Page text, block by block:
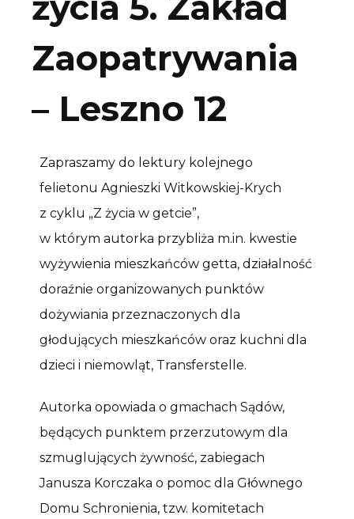
Zaopatrywania
– Leszno 12
Zapraszamy do lektury kolejnego
felietonu Agnieszki Witkowskiej-Krych
z cyklu „Z życia w getcie”,
w którym autorka przybliża m.in. kwestie
wyżywienia mieszkańców getta, działalność
doraźnie organizowanych punktów
dożywiania przeznaczonych dla
głodujących mieszkańców oraz kuchni dla
dzieci i niemowląt, Transferstelle.
Autorka opowiada o gmachach Sądów,
będących punktem przerzutowym dla
szmuglujących żywność, zabiegach
Janusza Korczaka o pomoc dla Głównego
Domu Schronienia, tzw. komitetach